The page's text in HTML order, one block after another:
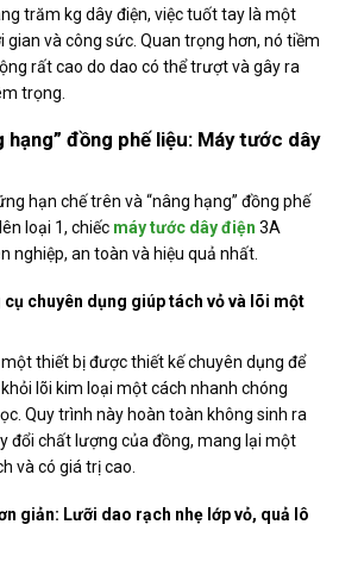
trăm kg dây điện, việc tuốt tay là một
gian và công sức. Quan trọng hơn, nó tiềm
rất cao do dao có thể trượt và gây ra
trọng.
hạng” đồng phế liệu: Máy tước dây
hạn chế trên và “nâng hạng” đồng phế
loại 1, chiếc máy tước dây điện 3A
nghiệp, an toàn và hiệu quả nhất.
chuyên dụng giúp tách vỏ và lõi một
thiết bị được thiết kế chuyên dụng để
lõi kim loại một cách nhanh chóng
Quy trình này hoàn toàn không sinh ra
đổi chất lượng của đồng, mang lại một
và có giá trị cao.
giản: Lưỡi dao rạch nhẹ lớp vỏ, quả lô